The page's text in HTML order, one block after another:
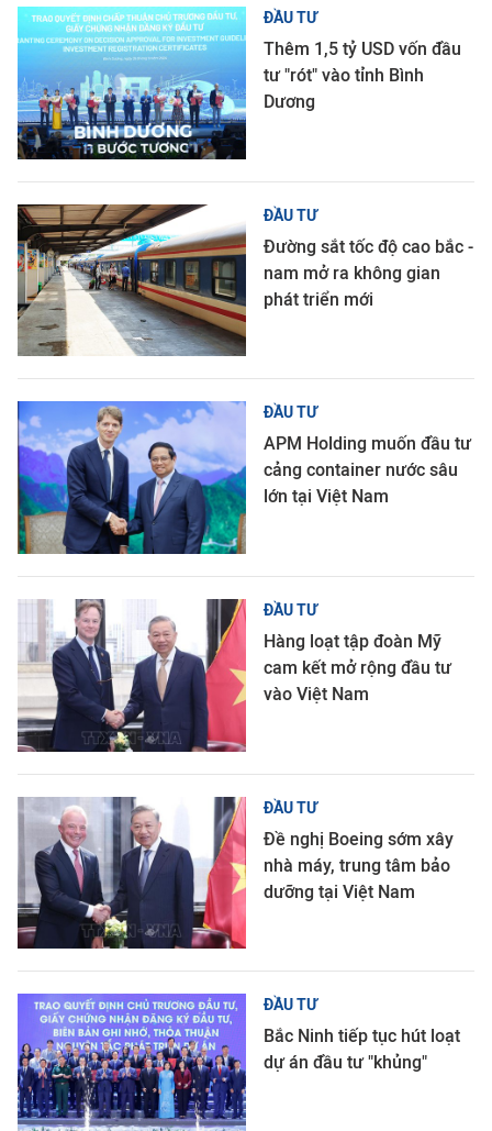
ĐẦU TƯ
Thêm 1,5 tỷ USD vốn đầu
tư "rót" vào tỉnh Bình
Dương
ĐẦU TƯ
Đường sắt tốc độ cao bắc -
nam mở ra không gian
phát triển mới
ĐẦU TƯ
APM Holding muốn đầu tư
cảng container nước sâu
lớn tại Việt Nam
ĐẦU TƯ
Hàng loạt tập đoàn Mỹ
cam kết mở rộng đầu tư
vào Việt Nam
ĐẦU TƯ
Đề nghị Boeing sớm xây
nhà máy, trung tâm bảo
dưỡng tại Việt Nam
ĐẦU TƯ
Bắc Ninh tiếp tục hút loạt
dự án đầu tư "khủng"